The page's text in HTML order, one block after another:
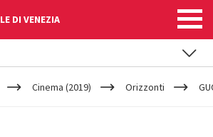
DI VENEZIA
Cinema (2019) Orizzonti